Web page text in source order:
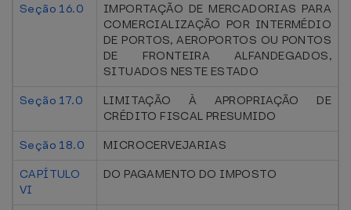
Seção 16.0
IMPORTAÇÃO DE MERCADORIAS PARA
COMERCIALIZAÇÃO POR INTERMÉDIO
DE PORTOS, AEROPORTOS OU PONTOS
DE FRONTEIRA ALFANDEGADOS,
SITUADOS NESTE ESTADO
Seção 17.0
LIMITAÇÃO À APROPRIAÇÃO DE
CRÉDITO FISCAL PRESUMIDO
Seção 18.0
MICROCERVEJARIAS
CAPÍTULO
VI
DO PAGAMENTO DO IMPOSTO